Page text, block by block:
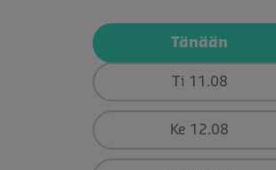
Tänään
Ti 11.08
Ke 12.08